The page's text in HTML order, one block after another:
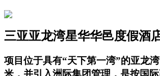
三亚亚龙湾星华华邑度假酒
项目位于具有“天下第一湾”的亚龙